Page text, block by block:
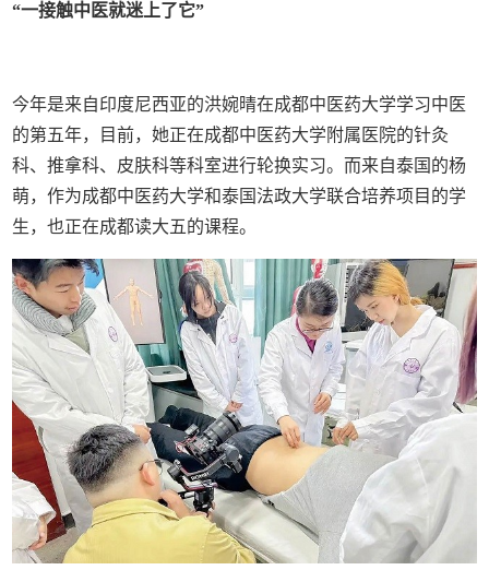
“一接触中医就迷上了它”
今年是来自印度尼西亚的洪婉晴在成都中医药大学学习中医
的第五年，目前，她正在成都中医药大学附属医院的针灸
科、推拿科、皮肤科等科室进行轮换实习。而来自泰国的杨
萌，作为成都中医药大学和泰国法政大学联合培养项目的学
生，也正在成都读大五的课程。